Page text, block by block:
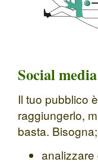
Social
Il tuo pubblico
raggiungerlo,
basta. Bisogna;
analizzare